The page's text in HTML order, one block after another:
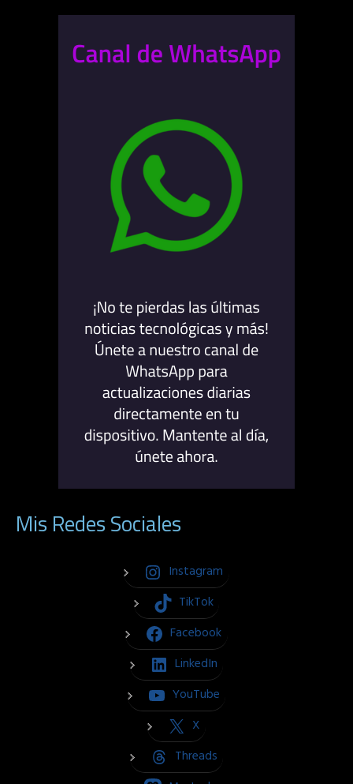
Mis Redes Sociales
Instagram
TikTok
Facebook
LinkedIn
YouTube
X
Threads